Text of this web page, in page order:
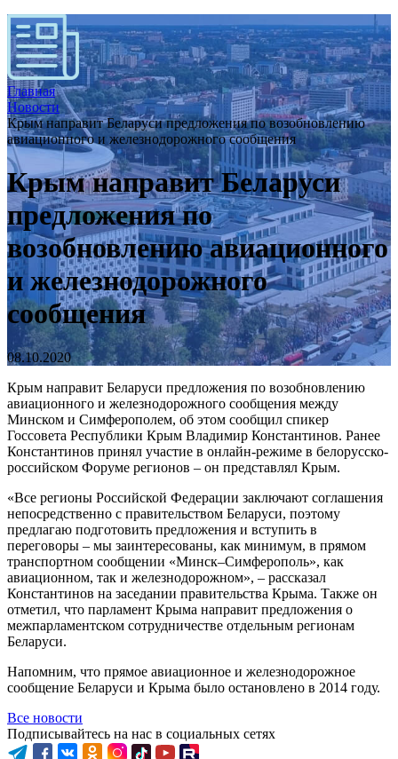
Главная
Новости
Крым направит Беларуси предложения по возобновлению
авиационного и железнодорожного сообщения
Крым направит Беларуси
предложения по
возобновлению авиационного
и железнодорожного
сообщения
08.10.2020
Крым направит Беларуси предложения по возобновлению
авиационного и железнодорожного сообщения между
Минском и Симферополем, об этом сообщил спикер
Госсовета Республики Крым Владимир Константинов. Ранее
Константинов принял участие в онлайн-режиме в белорусско-
российском Форуме регионов – он представлял Крым.
«Все регионы Российской Федерации заключают соглашения
непосредственно с правительством Беларуси, поэтому
предлагаю подготовить предложения и вступить в
переговоры – мы заинтересованы, как минимум, в прямом
транспортном сообщении «Минск–Симферополь», как
авиационном, так и железнодорожном», – рассказал
Константинов на заседании правительства Крыма. Также он
отметил, что парламент Крыма направит предложения о
межпарламентском сотрудничестве отдельным регионам
Беларуси.
Напомним, что прямое авиационное и железнодорожное
сообщение Беларуси и Крыма было остановлено в 2014 году.
Все новости
Подписывайтесь на нас в социальных сетях